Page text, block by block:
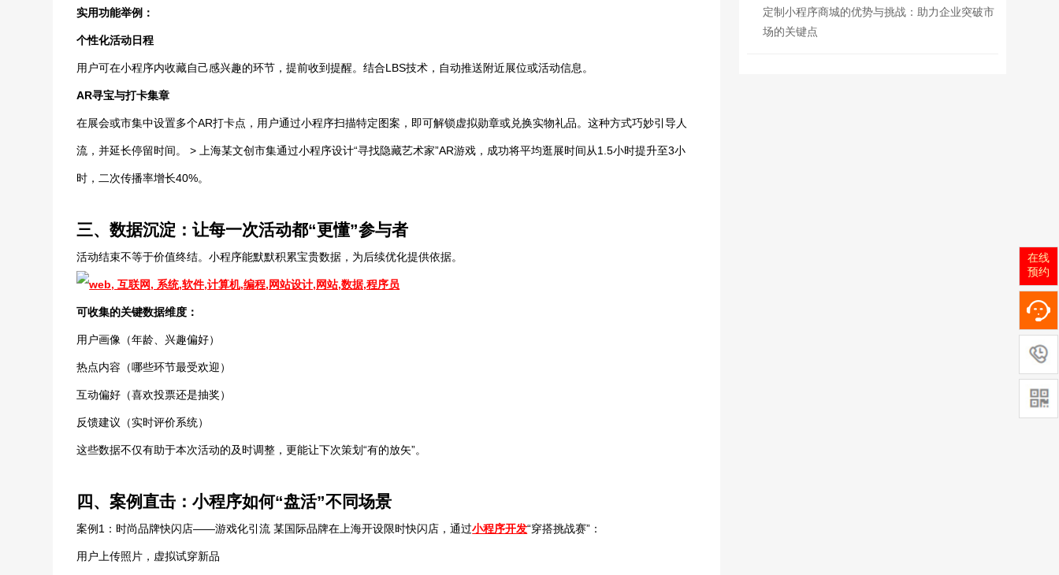
实用功能举例：
个性化活动日程
用户可在小程序内收藏自己感兴趣的环节，提前收到提醒。结合LBS技术，自动推送附近展位或活动信息。
AR寻宝与打卡集章
在展会或市集中设置多个AR打卡点，用户通过小程序扫描特定图案，即可解锁虚拟勋章或兑换实物礼品。这种方式巧妙引导人
流，并延长停留时间。 > 上海某文创市集通过小程序设计“寻找隐藏艺术家”AR游戏，成功将平均逛展时间从1.5小时提升至3小
时，二次传播率增长40%。
三、数据沉淀：让每一次活动都“更懂”参与者
活动结束不等于价值终结。小程序能默默积累宝贵数据，为后续优化提供依据。
可收集的关键数据维度：
用户画像（年龄、兴趣偏好）
热点内容（哪些环节最受欢迎）
互动偏好（喜欢投票还是抽奖）
反馈建议（实时评价系统）
这些数据不仅有助于本次活动的及时调整，更能让下次策划“有的放矢”。
四、案例直击：小程序如何“盘活”不同场景
案例1：时尚品牌快闪店——游戏化引流 某国际品牌在上海开设限时快闪店，通过小程序开发“穿搭挑战赛”：
用户上传照片，虚拟试穿新品
定制小程序商城的优势与挑战：助力企业突破市
场的关键点
在线
预约